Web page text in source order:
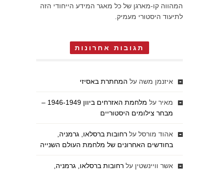
המהווה קו-מארגן של כל מאגר המידע הייחודי הזה
לתיעוד היסטורי מעמיק.
תגובות אחרונות
איזנמן משה על המחתרת באסיזי
מאיר על
מלחמת האזרחים ביוון 1946-1949 –
מבחר צילומים היסטוריים
אהוד מורסל על רחובות ברסלאו, גרמניה,
בחודשים האחרונים של מלחמת העולם השנייה
אשר וויינשטין על רחובות ברסלאו, גרמניה,